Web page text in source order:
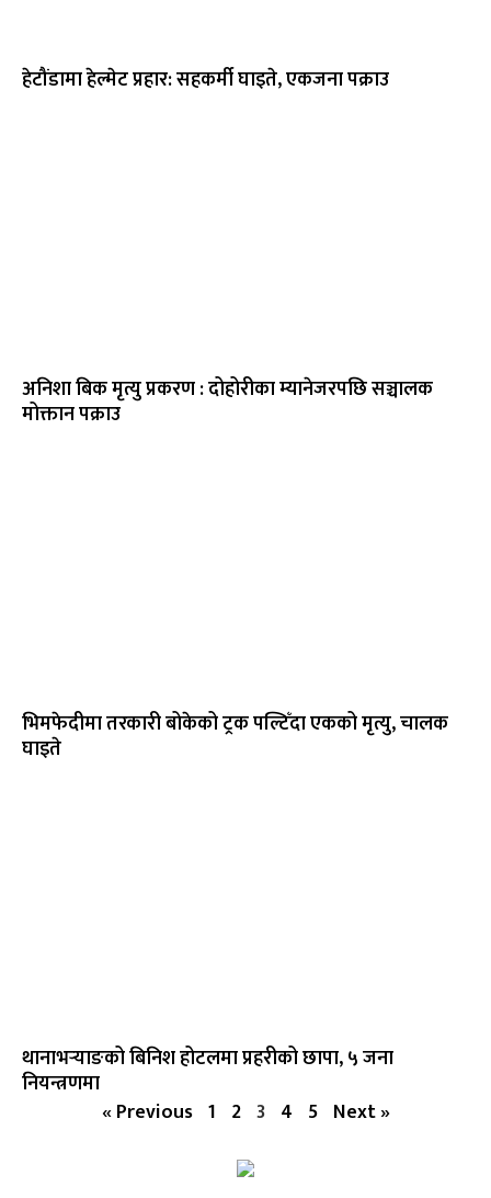
हेटौंडामा हेल्मेट प्रहार: सहकर्मी घाइते, एकजना पक्राउ
अनिशा बिक मृत्यु प्रकरण : दोहोरीका म्यानेजरपछि सञ्चालक
मोक्तान पक्राउ
भिमफेदीमा तरकारी बोकेको ट्रक पल्टिँदा एकको मृत्यु, चालक
घाइते
थानाभर्‍याङको बिनिश होटलमा प्रहरीको छापा, ५ जना
नियन्त्रणमा
« Previous 1 2 3 4 5 Next »